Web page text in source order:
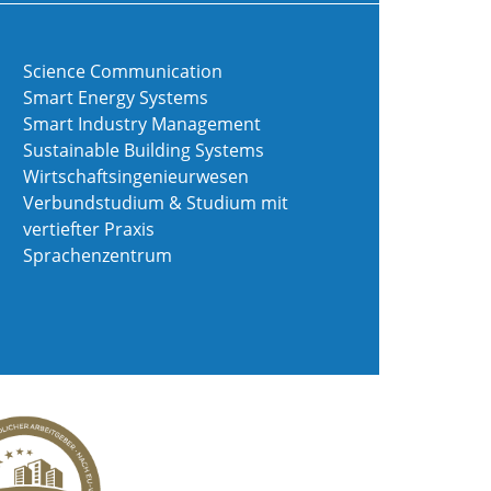
Science Communication
Smart Energy Systems
Smart Industry Management
Sustainable Building Systems
Wirtschaftsingenieurwesen
Verbundstudium & Studium mit
vertiefter Praxis
Sprachenzentrum